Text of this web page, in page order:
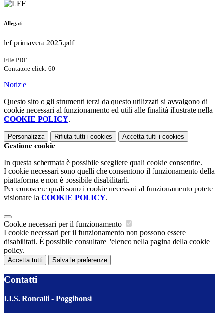
Allegati
lef primavera 2025.pdf
File PDF
Contatore click: 60
Notizie
Questo sito o gli strumenti terzi da questo utilizzati si avvalgono di
cookie necessari al funzionamento ed utili alle finalità illustrate nella
COOKIE POLICY.
Personalizza Rifiuta tutti i cookies Accetta tutti i cookies
Gestione cookie
In questa schermata è possibile scegliere quali cookie consentire.
I cookie necessari sono quelli che consentono il funzionamento della
piattaforma e non è possibile disabilitarli.
Per conoscere quali sono i cookie necessari al funzionamento potete
visionare la COOKIE POLICY.
Cookie necessari per il funzionamento
I cookie necessari per il funzionamento non possono essere
disabilitati. È possibile consultare l'elenco nella pagina della cookie
policy.
Accetta tutti Salva le preferenze
Contatti
I.I.S. Roncalli - Poggibonsi